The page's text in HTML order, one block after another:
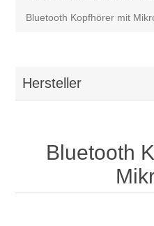
Bluetooth Kopfhörer mit
Hersteller
Bluetooth